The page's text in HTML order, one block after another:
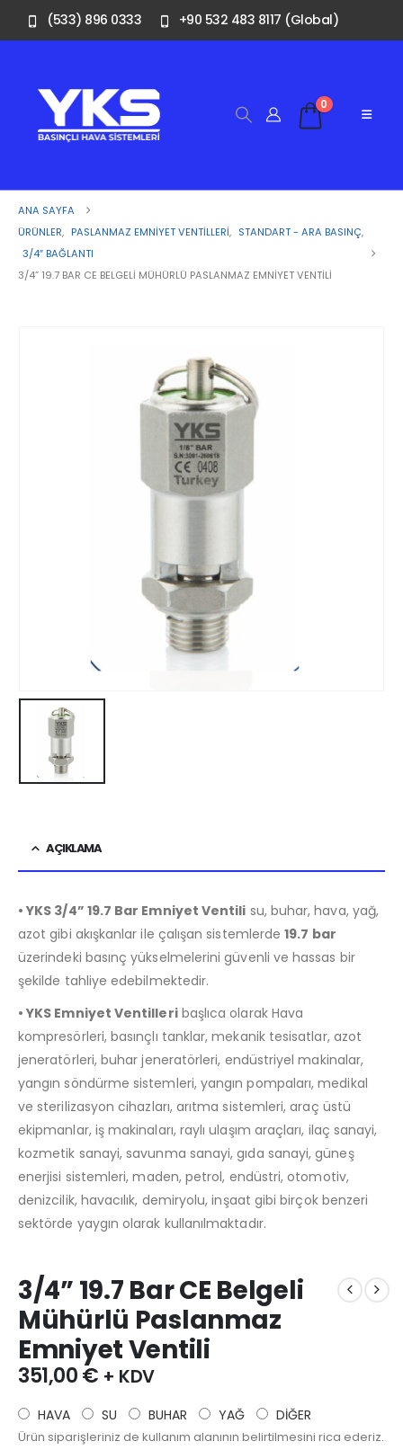
(533) 896 0333 +90 532 483 8117 (Global)
0
ANA SAYFA
ÜRÜNLER, PASLANMAZ EMNIYET VENTILLERI, STANDART - ARA BASINÇ,
3/4″ BAĞLANTI
3/4” 19.7 BAR CE BELGELI MÜHÜRLÜ PASLANMAZ EMNIYET VENTILI
AÇIKLAMA
• YKS 3/4” 19.7 Bar Emniyet Ventili su, buhar, hava, yağ,
azot gibi akışkanlar ile çalışan sistemlerde19.7 bar
üzerindeki basınç yükselmelerini güvenli ve hassas bir
şekilde tahliye edebilmektedir.
• YKS Emniyet Ventilleribaşlıca olarak Hava
kompresörleri, basınçlı tanklar, mekanik tesisatlar, azot
jeneratörleri, buhar jeneratörleri, endüstriyel makinalar,
yangın söndürme sistemleri, yangın pompaları, medikal
ve sterilizasyon cihazları, arıtma sistemleri, araç üstü
ekipmanlar, iş makinaları, raylı ulaşım araçları, ilaç sanayi,
kozmetik sanayi, savunma sanayi, gıda sanayi, güneş
enerjisi sistemleri, maden, petrol, endüstri, otomotiv,
denizcilik, havacılık, demiryolu, inşaat gibi birçok benzeri
sektörde yaygın olarak kullanılmaktadır.
3/4” 19.7 Bar CE Belgeli
Mühürlü Paslanmaz
Emniyet Ventili
351,00€ + KDV
HAVA SU BUHAR YAĞ DİĞER
Ürün siparişleriniz de kullanım alanının belirtilmesini rica ederiz.